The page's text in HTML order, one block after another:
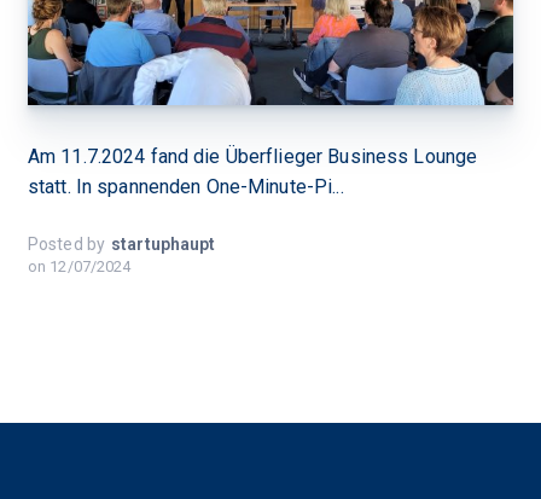
Am 11.7.2024 fand die Überflieger Business Lounge
statt. In spannenden One-Minute-Pi...
Posted by startuphaupt
on 12/07/2024